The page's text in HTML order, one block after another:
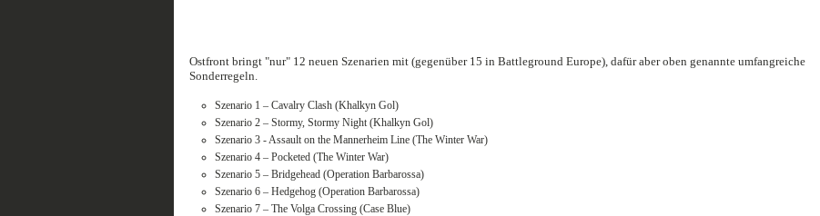
Ostfront bringt "nur" 12 neuen Szenarien mit (gegenüber 15 in Battleground Europe), dafür aber oben genannte umfangreiche
Sonderregeln.
Szenario 1 – Cavalry Clash (Khalkyn Gol)
Szenario 2 – Stormy, Stormy Night (Khalkyn Gol)
Szenario 3 - Assault on the Mannerheim Line (The Winter War)
Szenario 4 – Pocketed (The Winter War)
Szenario 5 – Bridgehead (Operation Barbarossa)
Szenario 6 – Hedgehog (Operation Barbarossa)
Szenario 7 – The Volga Crossing (Case Blue)